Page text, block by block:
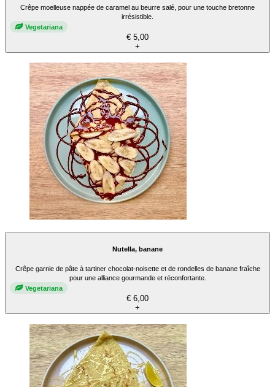
Crêpe moelleuse nappée de caramel au beurre salé, pour une touche bretonne
irrésistible.
Vegetariana
€ 5,00
+
Nutella, banane
Crêpe garnie de pâte à tartiner chocolat-noisette et de rondelles de banane fraîche
pour une alliance gourmande et réconfortante.
Vegetariana
€ 6,00
+